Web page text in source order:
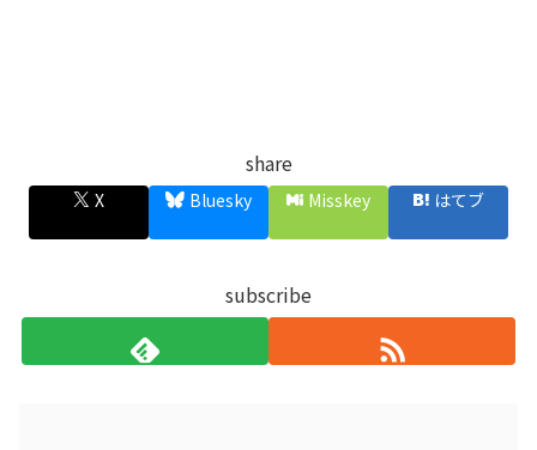
share
X Bluesky Misskey はてブ
subscribe